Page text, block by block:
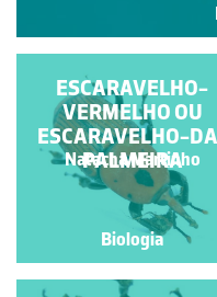
PEIXE-VOADOR
Ana Antunes
Biologia
ESCARAVELHO-
VERMELHO OU
ESCARAVELHO-
PALMEIRA
Natacha Martinho
Biologia